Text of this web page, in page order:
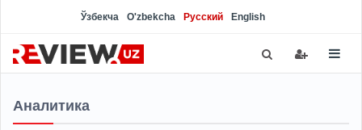
Ўзбекча O'zbekcha Русский English
Аналитика